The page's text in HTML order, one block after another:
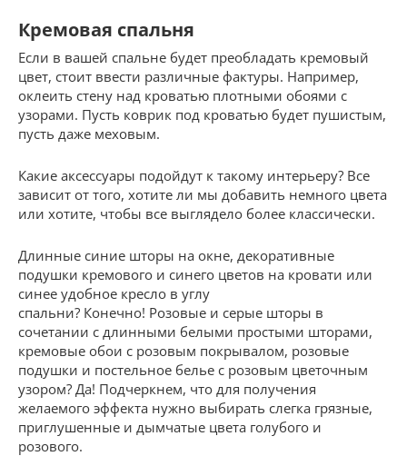
Кремовая спальня
Если в вашей спальне будет преобладать кремовый
цвет, стоит ввести различные фактуры. Например,
оклеить стену над кроватью плотными обоями с
узорами. Пусть коврик под кроватью будет пушистым,
пусть даже меховым.
Какие аксессуары подойдут к такому интерьеру? Все
зависит от того, хотите ли мы добавить немного цвета
или хотите, чтобы все выглядело более классически.
Длинные синие шторы на окне, декоративные
подушки кремового и синего цветов на кровати или
синее удобное кресло в углу
спальни? Конечно! Розовые и серые шторы в
сочетании с длинными белыми простыми шторами,
кремовые обои с розовым покрывалом, розовые
подушки и постельное белье с розовым цветочным
узором? Да! Подчеркнем, что для получения
желаемого эффекта нужно выбирать слегка грязные,
приглушенные и дымчатые цвета голубого и
розового.